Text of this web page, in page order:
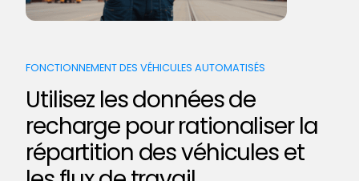
FONCTIONNEMENT DES VÉHICULES AUTOMATISÉS
Utilisez les données de
recharge pour rationaliser la
répartition des véhicules et